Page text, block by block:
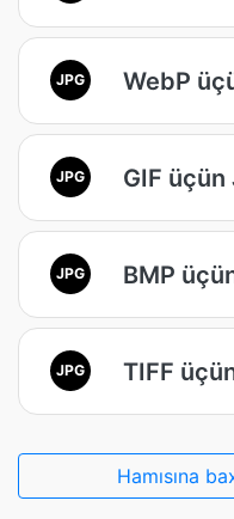
JPG WebP
JPG GIF üçün
JPG BMP
JPG TIFF
Hamısına